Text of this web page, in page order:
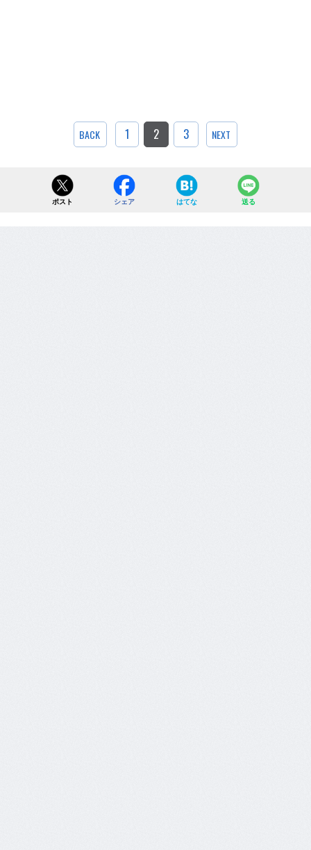
BACK 1 2 3 NEXT
ポスト シェア はてな 送る